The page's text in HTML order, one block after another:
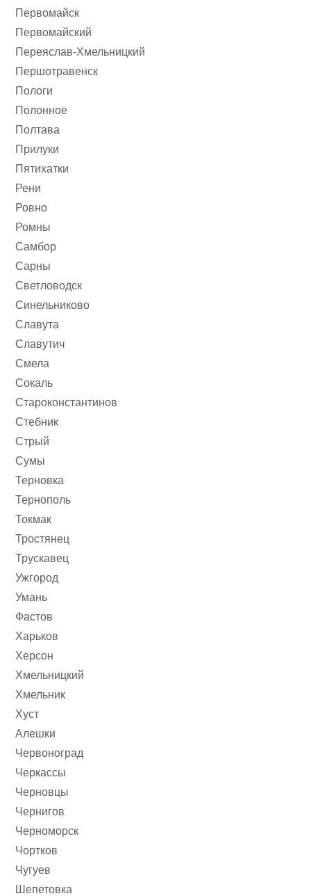
Первомайск
Первомайский
Переяслав-Хмельницкий
Першотравенск
Пологи
Полонное
Полтава
Прилуки
Пятихатки
Рени
Ровно
Ромны
Самбор
Сарны
Светловодск
Синельниково
Славута
Славутич
Смела
Сокаль
Староконстантинов
Стебник
Стрый
Сумы
Терновка
Тернополь
Токмак
Тростянец
Трускавец
Ужгород
Умань
Фастов
Харьков
Херсон
Хмельницкий
Хмельник
Хуст
Алешки
Червоноград
Черкассы
Черновцы
Чернигов
Черноморск
Чортков
Чугуев
Шепетовка